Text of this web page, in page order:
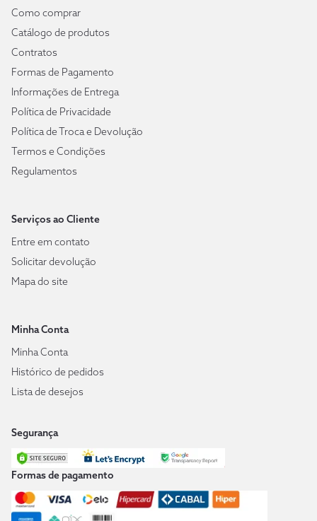
Como comprar
Catálogo de produtos
Contratos
Formas de Pagamento
Informações de Entrega
Política de Privacidade
Política de Troca e Devolução
Termos e Condições
Regulamentos
Serviços ao Cliente
Entre em contato
Solicitar devolução
Mapa do site
Minha Conta
Minha Conta
Histórico de pedidos
Lista de desejos
Segurança
Formas de pagamento